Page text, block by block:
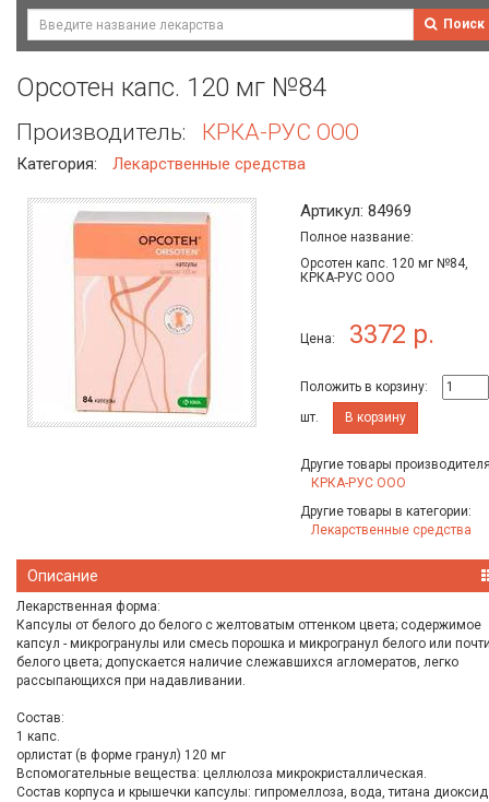
Поиск
Орсотен капс. 120 мг №84
Производитель: КРКА-РУС ООО
Категория: Лекарственные средства
Артикул: 84969
Полное название:
Орсотен капс. 120 мг №84,
КРКА-РУС ООО
Цена: 3372 р.
Положить в корзину:
шт.
В корзину
Другие товары
КРКА-РУС ООО
Другие товары в категории:
Лекарственные средства
Описание
Лекарственная форма:
Капсулы от белого до белого с желтоватым оттенком цвета; содержимое
капсул - микрогранулы или смесь порошка и микрогранул белого или
белого цвета; допускается наличие слежавшихся агломератов, легко
рассыпающихся при надавливании.
Состав:
1 капс.
орлистат (в форме гранул) 120 мг
Вспомогательные вещества: целлюлоза микрокристаллическая.
Состав корпуса и крышечки капсулы: гипромеллоза, вода, титана диоксид